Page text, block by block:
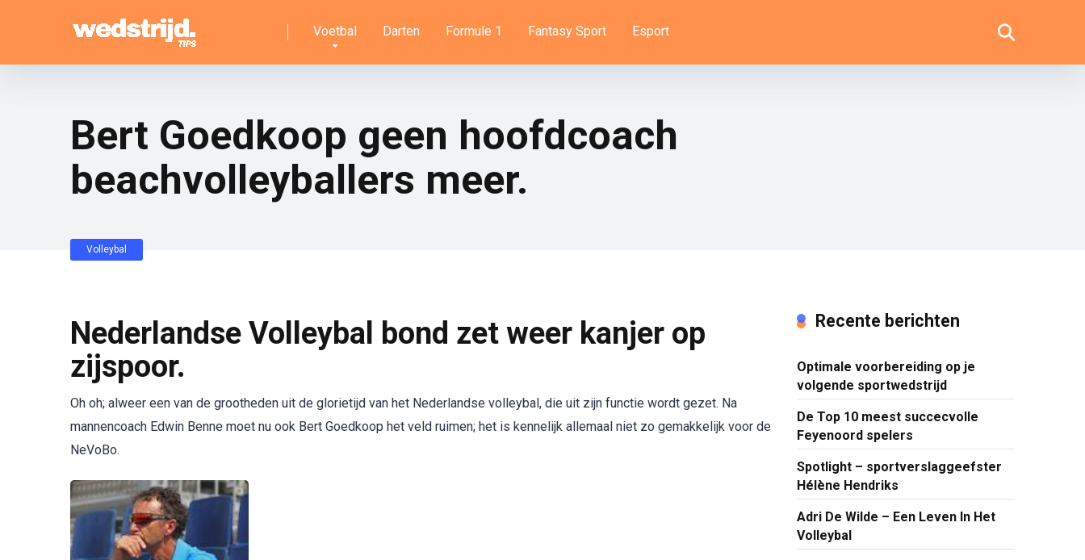
Voetbal Darten Formule 1 Fantasy Sport Esport
Bert Goedkoop geen hoofdcoach
beachvolleyballers meer.
Volleybal
Nederlandse Volleybal bond zet weer kanjer op
zijspoor.
Oh oh; alweer een van de grootheden uit de glorietijd van het Nederlandse volleybal, die uit zijn functie wordt gezet. Na
mannencoach Edwin Benne moet nu ook Bert Goedkoop het veld ruimen; het is kennelijk allemaal niet zo gemakkelijk voor de
NeVoBo.
Recente berichten
Optimale voorbereiding op je
volgende sportwedstrijd
De Top 10 meest succecvolle
Feyenoord spelers
Spotlight – sportverslaggeefster
Hélène Hendriks
Adri De Wilde – Een Leven In Het
Volleybal